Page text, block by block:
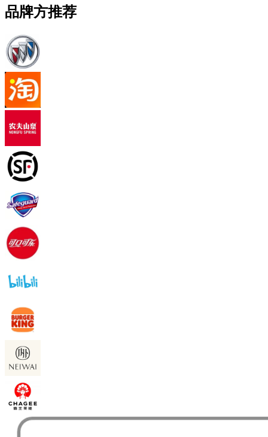
品牌方推荐